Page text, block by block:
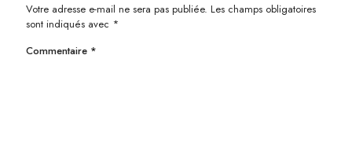
Votre adresse e-mail ne sera pas publiée. Les champs obligatoires
sont indiqués avec *
Commentaire *